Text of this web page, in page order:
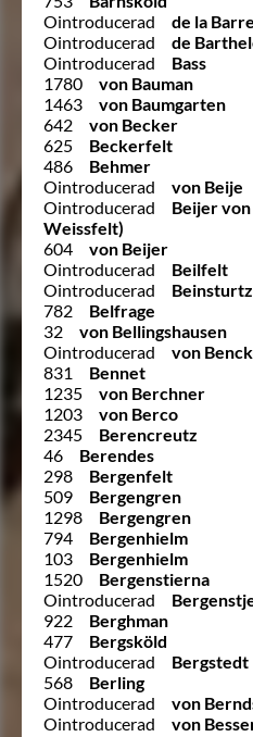
Ointroducerad
de la Barre
Ointroducerad
de
Ointroducerad
Bass
1780
von Bauman
1463
von Baumgarten
642
von Becker
625
Beckerfelt
486
Behmer
Ointroducerad
von Beije
Ointroducerad
Beijer
Weissfelt)
604
von Beijer
Ointroducerad
Beilfelt
Ointroducerad
Beinsturtz
782
Belfrage
32
von Bellingshausen
Ointroducerad
von
831
Bennet
1235
von Berchner
1203
von Berco
2345
Berencreutz
46
Berendes
298
Bergenfelt
509
Bergengren
1298
Bergengren
794
Bergenhielm
103
Bergenhielm
1520
Bergenstierna
Ointroducerad
922
Berghman
477
Bergsköld
Ointroducerad
Bergstedt
568
Berling
Ointroducerad
von
Ointroducerad
von